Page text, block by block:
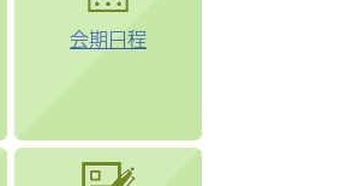
会期日程